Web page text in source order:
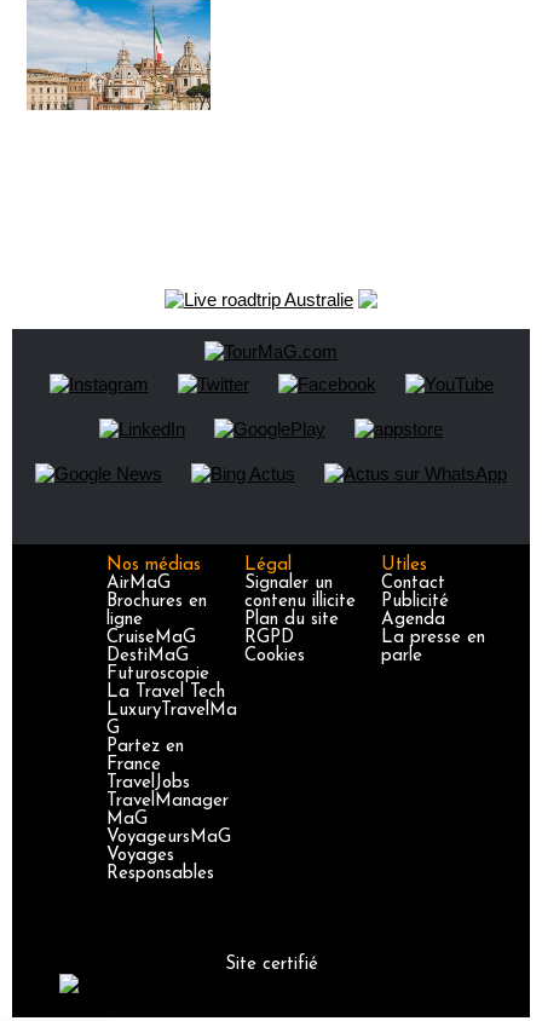
Nos médias
AirMaG
Brochures en
ligne
CruiseMaG
DestiMaG
Futuroscopie
La Travel Tech
LuxuryTravelMa
G
Partez en
France
TravelJobs
TravelManager
MaG
VoyageursMaG
Voyages
Responsables
Légal
Signaler un
contenu illicite
Plan du site
RGPD
Cookies
Utiles
Contact
Publicité
Agenda
La presse en
parle
Site certifié